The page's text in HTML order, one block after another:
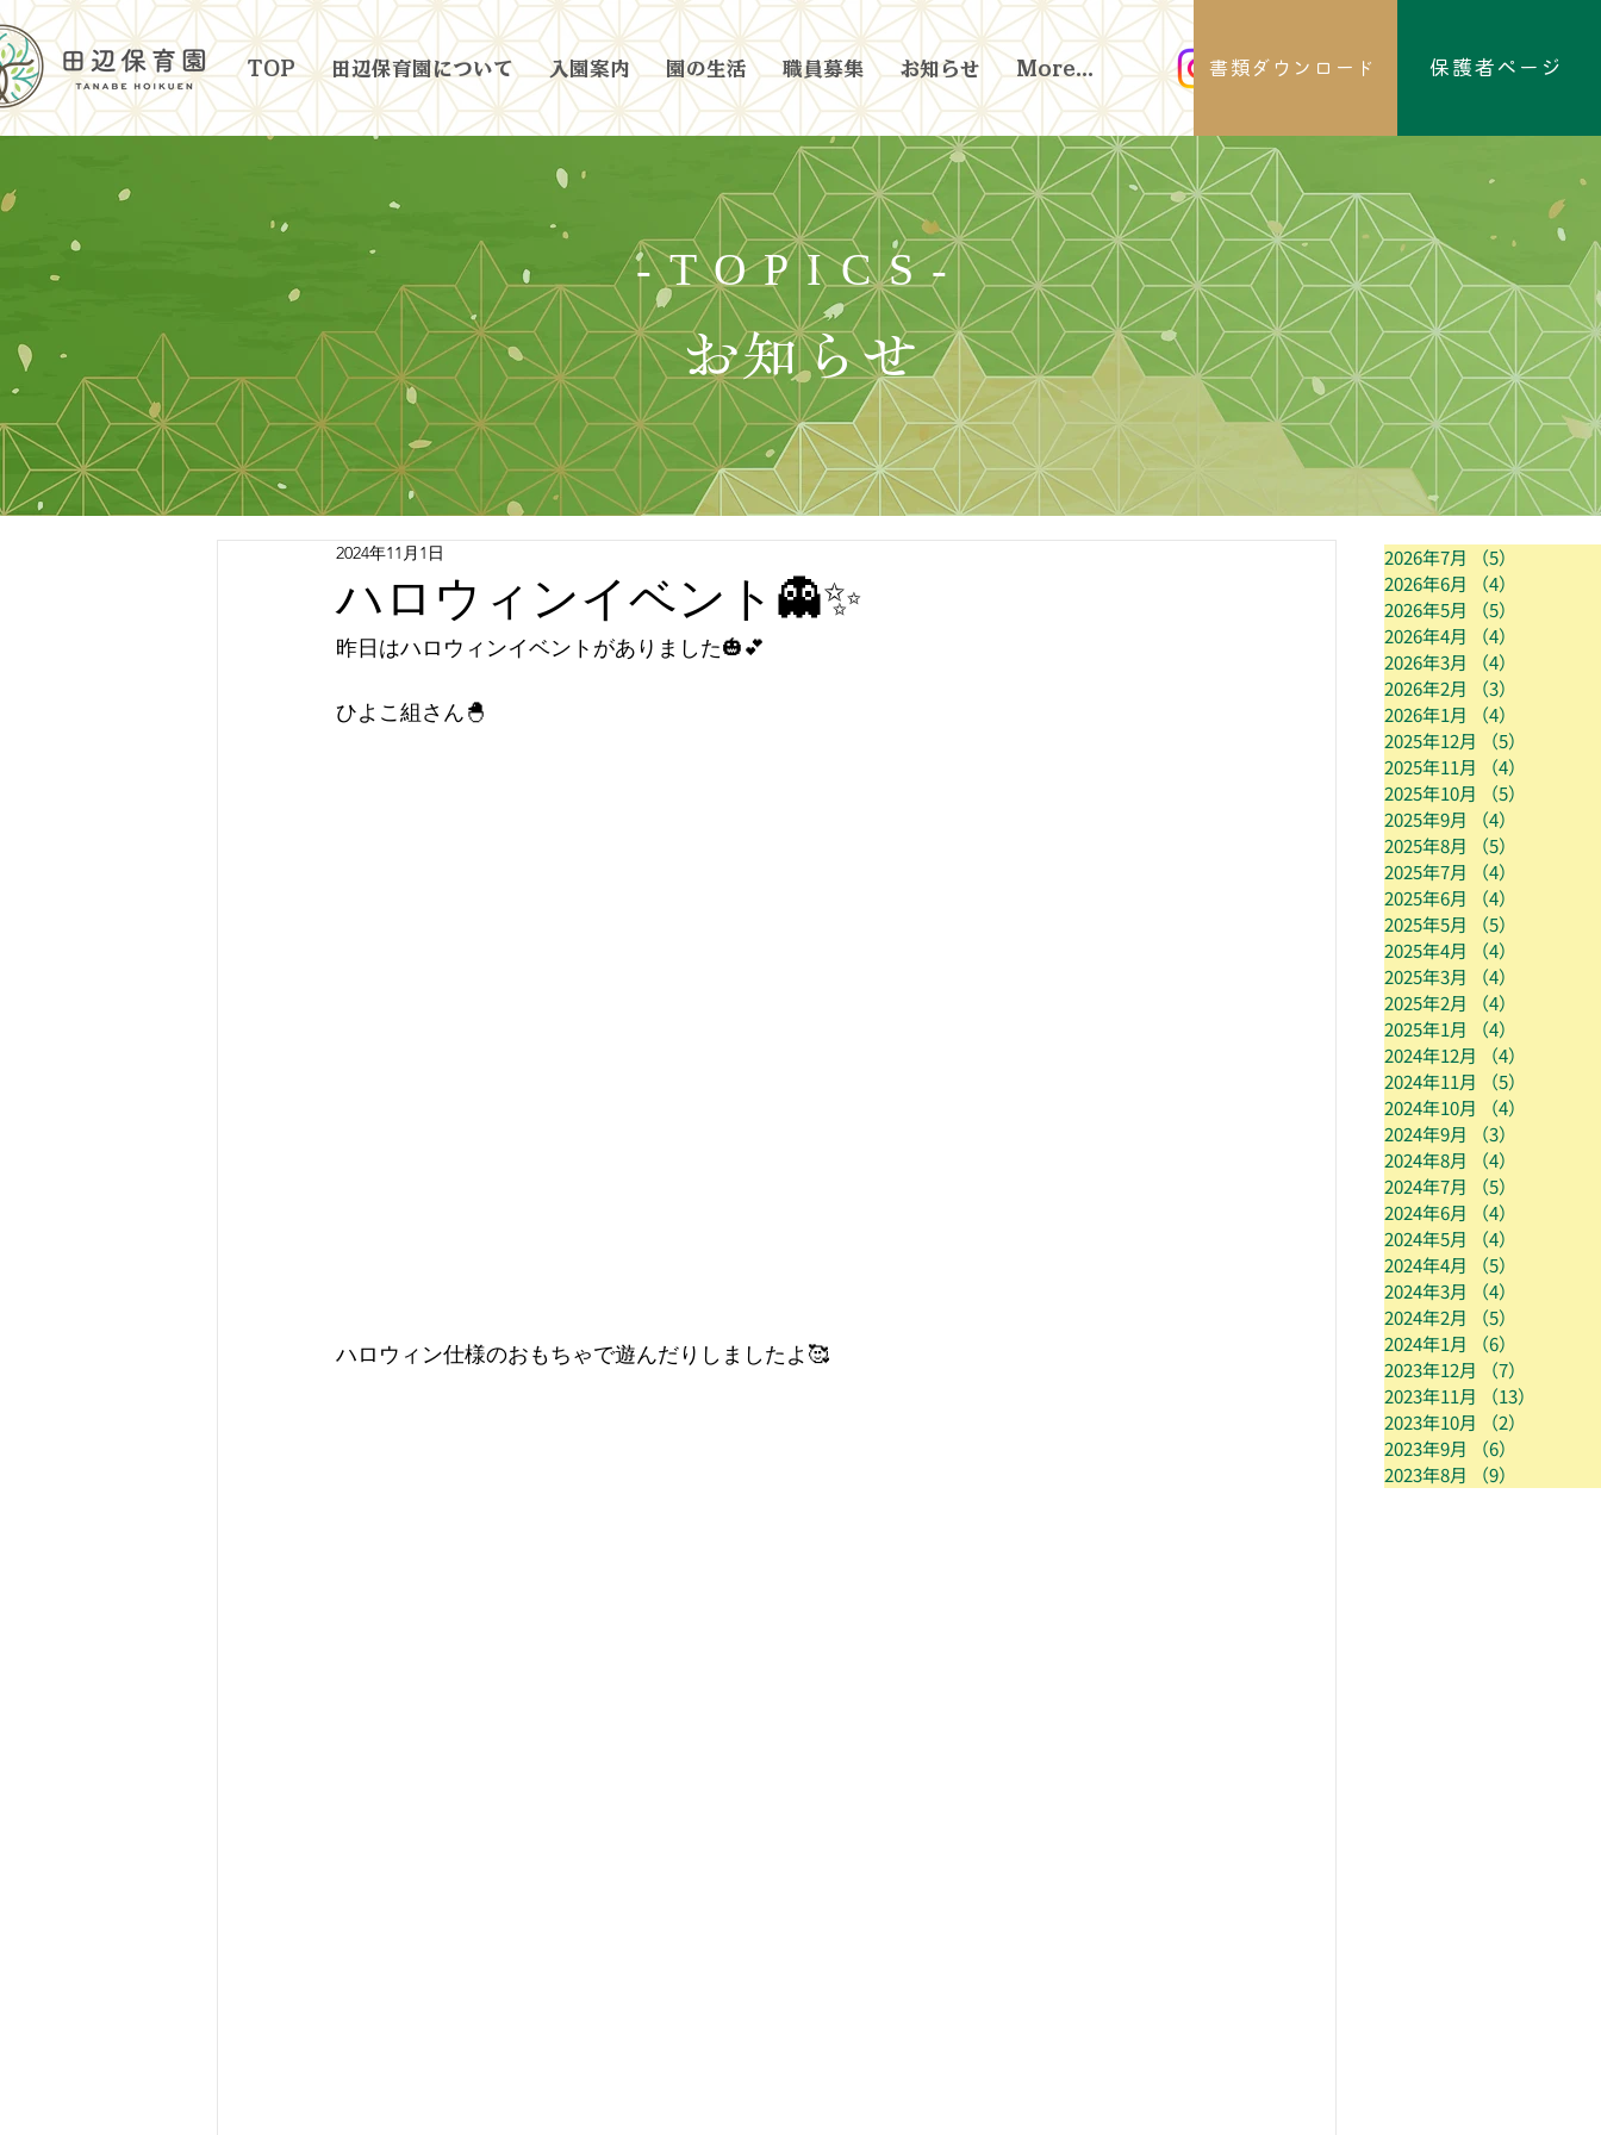
保護者ページ
書類ダウンロード
TOP 田辺保育園について 入園案内 園の生活 職員募集 お知らせ More...
-TOPICS-
お知らせ
ハロウィンイベント👻✨
2024年11月1日
昨日はハロウィンイベントがありました🎃💕
ひよこ組さん🐣
ハロウィン仕様のおもちゃで遊んだりしましたよ🥰
2026年7月 （5）
2026年6月
（4）
2026年5月
（5）
2026年4月
（4）
2026年3月
（4）
2026年2月
（3）
2026年1月
（4）
2025年12月
（5）
2025年11月
（4）
2025年10月
（5）
2025年9月
（4）
2025年8月
（5）
2025年7月
（4）
2025年6月
（4）
2025年5月
（5）
2025年4月
（4）
2025年3月
（4）
2025年2月
（4）
2025年1月
（4）
2024年12月
（4）
2024年11月
（5）
2024年10月
（4）
2024年9月
（3）
2024年8月
（4）
2024年7月
（5）
2024年6月
（4）
2024年5月
（4）
2024年4月
（5）
2024年3月
（4）
2024年2月
（5）
2024年1月
（6）
2023年12月
（7）
2023年11月
（13）
2023年10月
（2）
2023年9月
（6）
2023年8月
（9）